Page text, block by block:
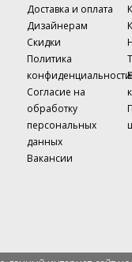
Доставка и оплата
Дизайнерам
Скидки
Политика
конфиденциальности
Согласие на
обработку
персональных
данных
Вакансии